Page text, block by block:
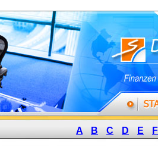
A B C D E F